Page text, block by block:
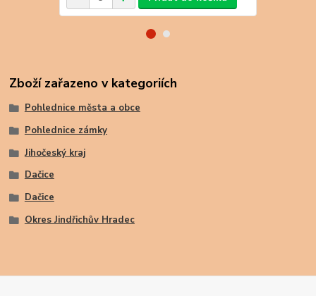
Zboží zařazeno v kategoriích
Pohlednice města a obce
Pohlednice zámky
Jihočeský kraj
Dačice
Dačice
Okres Jindřichův Hradec